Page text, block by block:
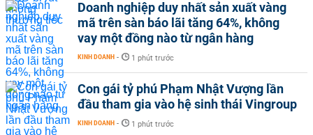
Doanh nghiệp duy nhất sản xuất vàng
mã trên sàn báo lãi tăng 64%, không
vay một đồng nào từ ngân hàng
KINH DOANH - 1 phút trước
Con gái tỷ phú Phạm Nhật Vượng lần
đầu tham gia vào hệ sinh thái Vingroup
KINH DOANH - 1 phút trước